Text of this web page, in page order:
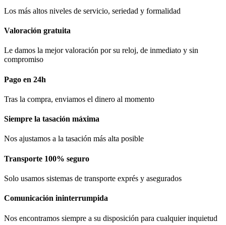
Los más altos niveles de servicio, seriedad y formalidad​
Valoración gratuita
Le damos la mejor valoración por su reloj, de inmediato y sin
compromiso
Pago en 24h
Tras la compra, enviamos el dinero al momento
Siempre la tasación máxima
Nos ajustamos a la tasación más alta posible
Transporte 100% seguro
Solo usamos sistemas de transporte exprés y asegurados
Comunicación​ ininterrumpida
Nos encontramos siempre a su disposición para cualquier inquietud